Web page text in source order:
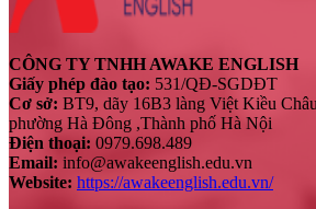
CÔNG TY TNHH AWAKE ENGLISH
Giấy phép đào tạo: 531/QĐ-SGDĐT
Cơ sở: BT9, dãy 16B3 làng Việt Kiều
phường Hà Đông ,Thành phố Hà Nội
Điện thoại: 0979.698.489
Email: info@awakeenglish.edu.vn
Website: https://awakeenglish.edu.vn/